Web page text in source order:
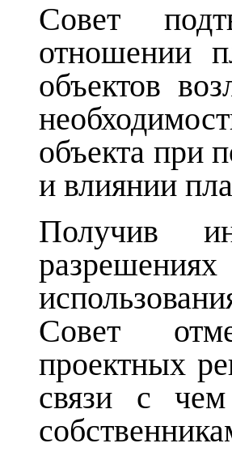
Совет
отношении
объектов
объекта при
и влиянии
Получив
Совет
проектных
связи с